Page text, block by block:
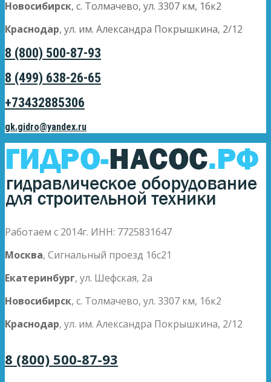
Новосибирск, с. Толмачево, ул. 3307 км, 16к2
Краснодар, ул. им. Александра Покрышкина, 2/12
8 (800) 500-87-93
8 (499) 638-26-65
+73432885306
gk.gidro@yandex.ru
Работаем с 2014г. ИНН: 7725831647
Москва, Сигнальный проезд 16с21
Екатеринбург, ул. Шефская, 2а
Новосибирск, с. Толмачево, ул. 3307 км, 16к2
Краснодар, ул. им. Александра Покрышкина, 2/12
8 (800) 500-87-93